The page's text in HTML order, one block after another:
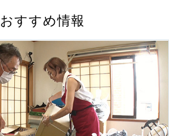
おすすめ情報